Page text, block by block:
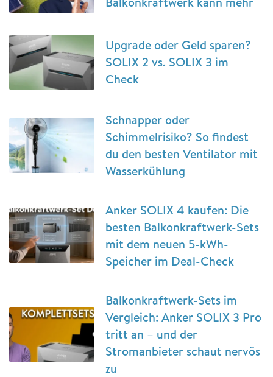
Upgrade oder Geld sparen?
SOLIX 2 vs. SOLIX 3 im
Check
Schnapper oder
Schimmelrisiko? So findest
du den besten Ventilator mit
Wasserkühlung
Anker SOLIX 4 kaufen: Die
besten Balkonkraftwerk-Sets
mit dem neuen 5-kWh-
Speicher im Deal-Check
Balkonkraftwerk-Sets im
Vergleich: Anker SOLIX 3 Pro
tritt an – und der
Stromanbieter schaut nervös
zu